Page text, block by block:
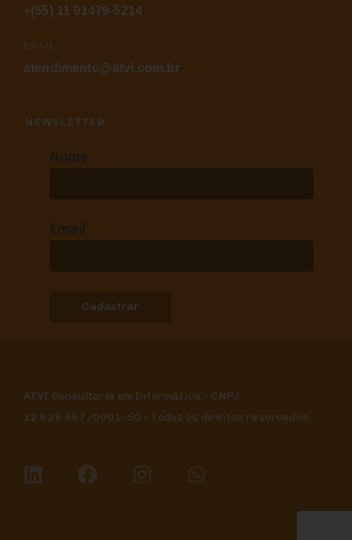
+(55) 11 91479-5214
EMAIL:
atendimento@atvi.com.br
NEWSLETTER
Nome
Email
ATVI Consultoria em Informática - CNPJ:
12.628.557/0001-50 - Todos os direitos reservados.